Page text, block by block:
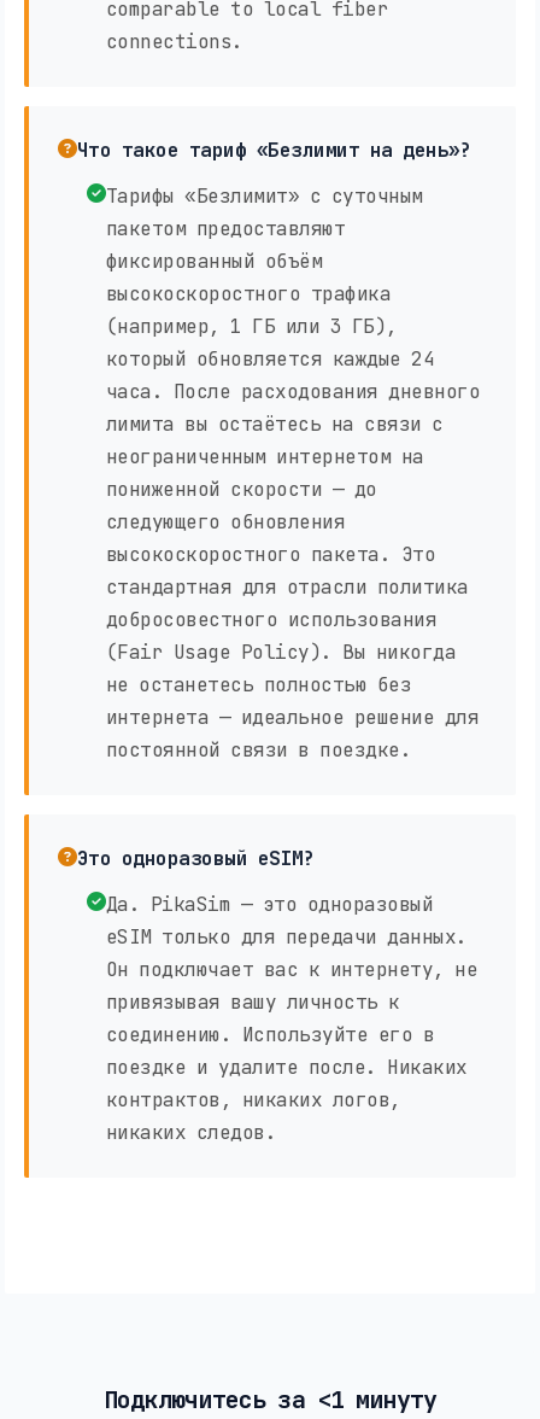
comparable to local fiber
connections.
Что такое тариф «Безлимит на день»?
Тарифы «Безлимит» с суточным
пакетом предоставляют
фиксированный объём
высокоскоростного трафика
(например, 1 ГБ или 3 ГБ),
который обновляется каждые 24
часа. После расходования дневного
лимита вы остаётесь на связи с
неограниченным интернетом на
пониженной скорости — до
следующего обновления
высокоскоростного пакета. Это
стандартная для отрасли политика
добросовестного использования
(Fair Usage Policy). Вы никогда
не останетесь полностью без
интернета — идеальное решение для
постоянной связи в поездке.
Это одноразовый eSIM?
Да. PikaSim — это одноразовый
eSIM только для передачи данных.
Он подключает вас к интернету, не
привязывая вашу личность к
соединению. Используйте его в
поездке и удалите после. Никаких
контрактов, никаких логов,
никаких следов.
Подключитесь за <1 минуту